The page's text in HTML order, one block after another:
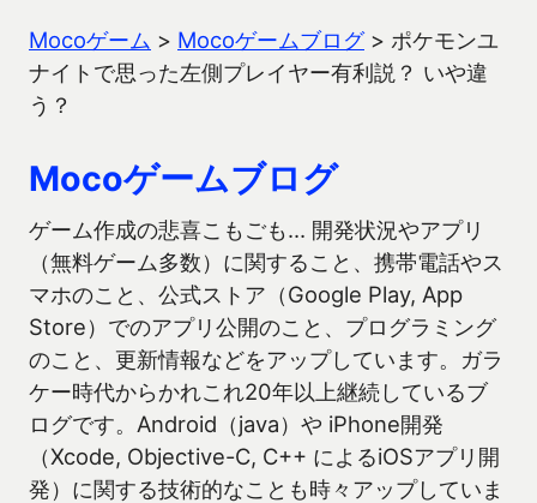
Mocoゲーム > Mocoゲームブログ> ポケモンユ
ナイトで思った左側プレイヤー有利説？ いや違
う？
Mocoゲームブログ
ゲーム作成の悲喜こもごも… 開発状況やアプリ
（無料ゲーム多数）に関すること、携帯電話やス
マホのこと、公式ストア（Google Play, App
Store）でのアプリ公開のこと、プログラミング
のこと、更新情報などをアップしています。ガラ
ケー時代からかれこれ20年以上継続しているブ
ログです。Android（java）や iPhone開発
（Xcode, Objective-C, C++ によるiOSアプリ開
発）に関する技術的なことも時々アップしていま